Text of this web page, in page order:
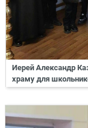
Иерей Александр
храму для